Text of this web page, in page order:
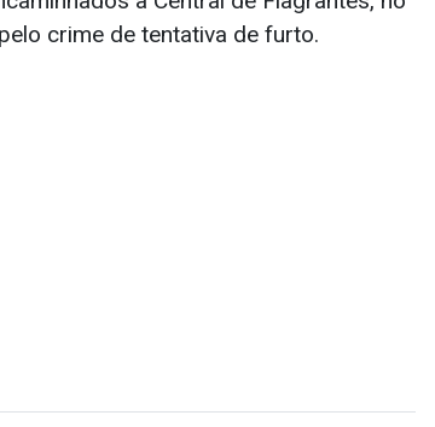
crime de tentativa de furto.